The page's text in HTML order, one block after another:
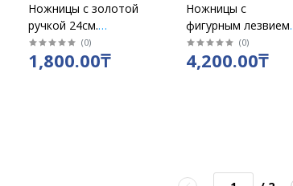
Ножницы с золотой
ручкой 24см.
средние в упак/К37А
(0)
1,800.00₸
Ножницы с
фигурным лезвием
Zig-Zag, 24 см
(0)
4,200.00₸